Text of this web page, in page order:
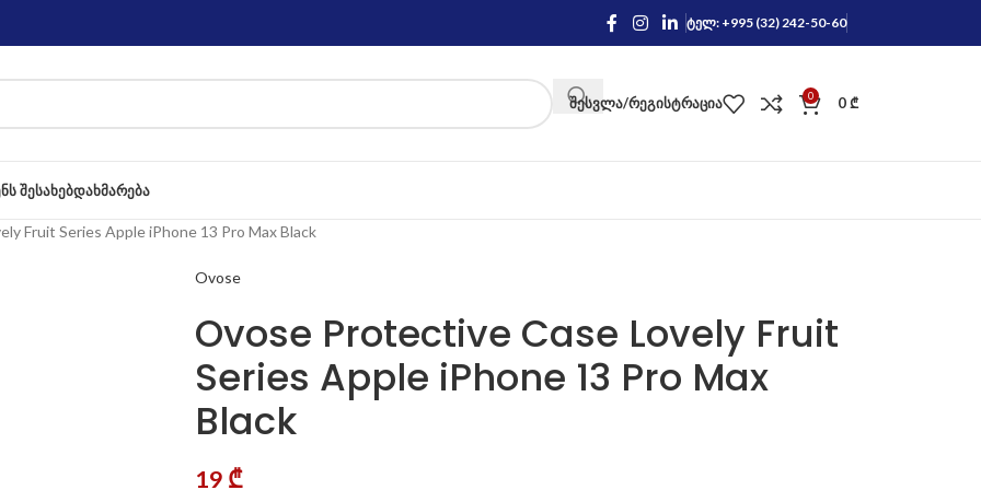
ტელ: +995 (32) 242-50-60
ᲨᲔᲡᲕᲚᲐ/ᲠᲔᲒᲘᲡᲢᲠᲐᲪᲘᲐ 0 0₾
ᲨᲔᲡᲐᲮᲔᲑᲓᲐᲮᲛᲐᲠᲔᲑᲐ
Fruit Series Apple iPhone 13 Pro Max Black
Ovose
Ovose Protective Case Lovely Fruit
Series Apple iPhone 13 Pro Max
Black
19 ₾